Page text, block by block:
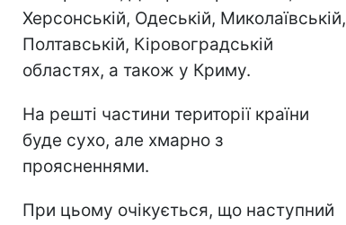
Херсонській, Одеській, Миколаївській,
Полтавській, Кіровоградській
областях, а також у Криму.
На решті частини території країни
буде сухо, але хмарно з
проясненнями.
При цьому очікується, що наступний